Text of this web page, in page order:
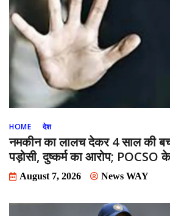
HOME देश
नमकीन का लालच देकर 4 साल की
पड़ोसी, दुष्कर्म का आरोप; POCSO
August 7, 2026 News WAY